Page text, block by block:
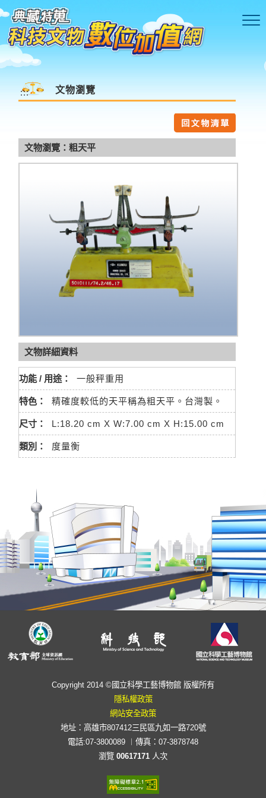
跳到主要內容區塊
::: 文物瀏覽
文物瀏覽：粗天平
文物詳細資料
功能 / 用途： 一般秤重用
特色： 精確度較低的天平稱為粗天平。台灣製。
尺寸： L:18.20 cm X W:7.00 cm X H:15.00 cm
類別： 度量衡
Copyright 2014 ©國立科學工藝博物館 版權所有
隱私權政策
網站安全政策
地址：高雄市807412三民區九如一路720號
電話:07-3800089 ︱傳真：07-3878748
瀏覽 00617171 人次